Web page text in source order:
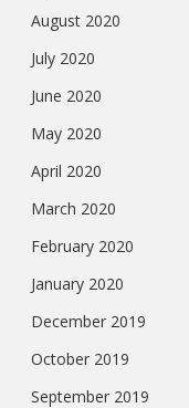
August 2020
July 2020
June 2020
May 2020
April 2020
March 2020
February 2020
January 2020
December 2019
October 2019
September 2019